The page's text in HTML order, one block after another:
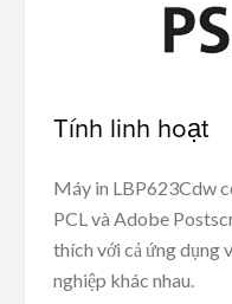
Tính linh hoạt
Máy in LBP623Cdw
PCL và Adobe
thích với cả ứng dụng
nghiệp khác nhau.